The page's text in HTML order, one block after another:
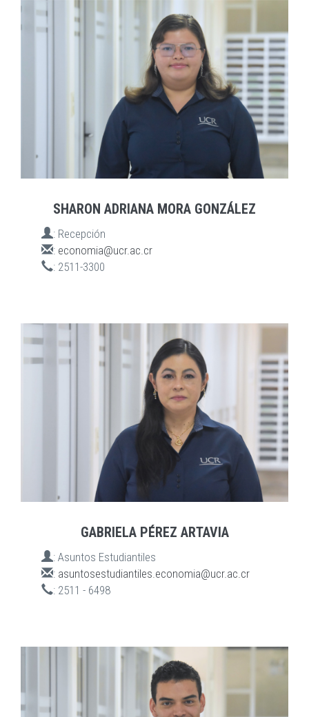
SHARON ADRIANA MORA GONZÁLEZ
: Recepción
: economia@ucr.ac.cr
: 2511-3300
GABRIELA PÉREZ ARTAVIA
: Asuntos Estudiantiles
: asuntosestudiantiles.economia@ucr.ac.cr
: 2511 - 6498